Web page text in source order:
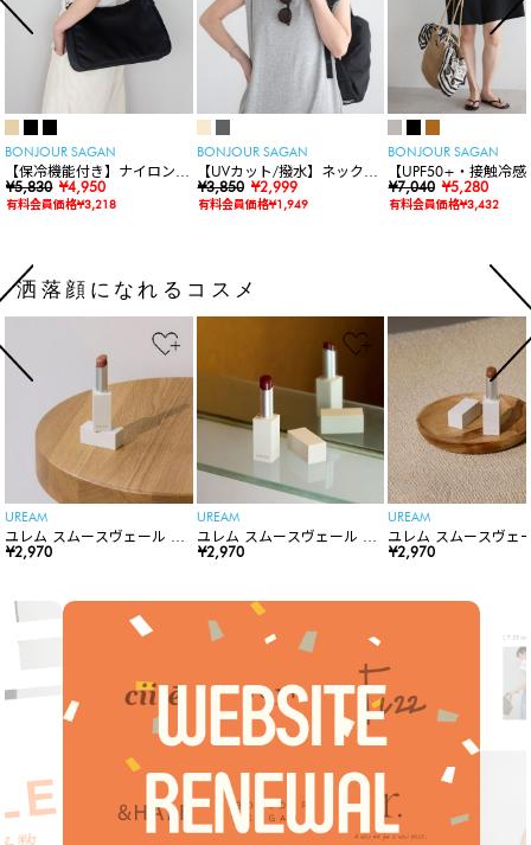
BONJOUR SAGAN
【保冷機能付き】ナイロンシ
ョルダーバッグ
¥5,830 ¥4,950
有料会員価格¥3,218
BONJOUR SAGAN
【UVカット/撥水】ネックカ
バー付きワイドリムハット
¥3,850 ¥2,999
有料会員価格¥1,949
BONJOUR SAGAN
【UPF50+・接触冷感
水】【水陸両用】ラ
ードロンパース
¥7,040 ¥5,280
有料会員価格¥3,432
洒落顔になれるコスメ
UREAM
ユレム スムースヴェール リ
ップスティック
¥2,970
UREAM
ユレム スムースヴェール リ
ップスティック
¥2,970
UREAM
ユレム スムースヴェ
ップスティック
¥2,970